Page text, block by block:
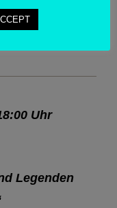
Uhr
Legenden